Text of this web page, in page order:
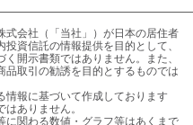
販売会社、そしてお客
力しながら、よりよい社
ことができるのではない
地の方に言われました。
資信託の情報提供を目的として、
開示書類ではありません。また、
取引の勧誘を目的とするものでは
ありません。